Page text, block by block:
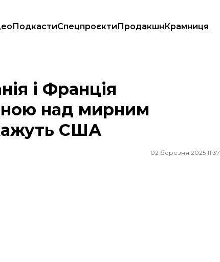
ПодкастиСпецпроєктиПродакшнКрамниця
мирним планом, який потім покажуть США
і Франція
над мирним
США
02 березня 2025 11:37